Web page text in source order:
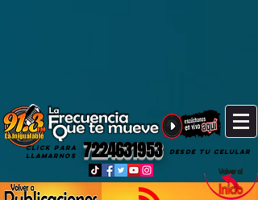
7224631953
CLICK PARA
LLAMARNOS
DESDE TU CELULAR